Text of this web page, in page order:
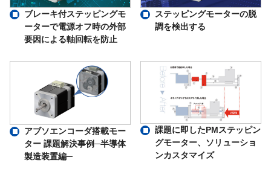
ブレーキ付ステッピングモ
ーターで電源オフ時の外部
要因による軸回転を防止
ステッピングモーターの脱
調を検出する
アブソエンコーダ搭載モー
ター 課題解決事例─半導体
製造装置編─
課題に即したPMステッピン
グモーター、ソリューショ
ンカスタマイズ